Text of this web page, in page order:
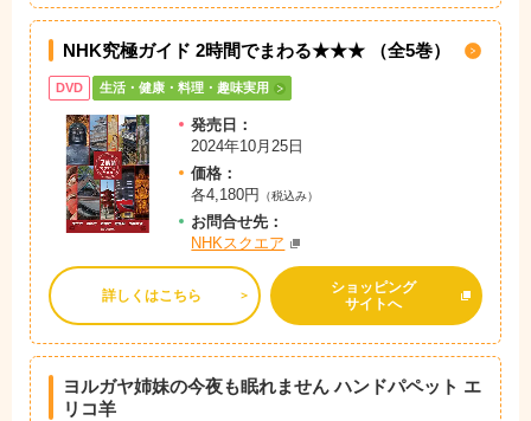
NHK究極ガイド 2時間でまわる★★★ （全5巻）
DVD 生活・健康・料理・趣味実用
発売日：
2024年10月25日
価格：
各4,180円
（税込み）
お問合せ先：
NHKスクエア
詳しくはこちら
ショッピング
サイトへ
ヨルガヤ姉妹の今夜も眠れません ハンドパペット エ
リコ羊